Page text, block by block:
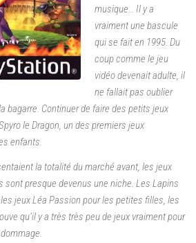
musique… Il y a
vraiment une bascule
qui se fait en 1995. Du
coup comme le jeu
vidéo devenait adulte, il
ne fallait pas oublier
bagarre. Continuer de faire des petits jeux
le Dragon, un des premiers jeux
enfants.
la totalité du marché avant, les jeux
sont presque devenus une niche. Les Lapins
jeux Léa Passion pour les petites filles, les
qu’il y a très très peu de jeux vraiment pour